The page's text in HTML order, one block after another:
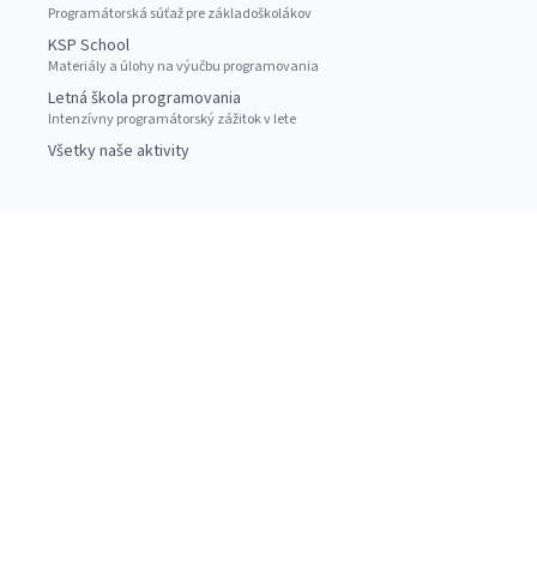
Programátorská súťaž pre základoškolákov
KSP School
Materiály a úlohy na výučbu programovania
Letná škola programovania
Intenzívny programátorský zážitok v lete
Všetky naše aktivity